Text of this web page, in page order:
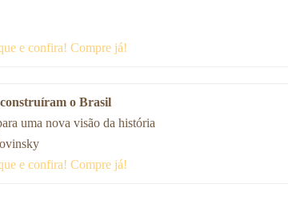
e confira! Compre já!
o Brasil
uma nova visão da história
e confira! Compre já!